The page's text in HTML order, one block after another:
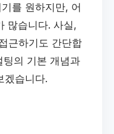
를 원하지만, 어
많습니다. 사실,
근하기도 간단합
팅의 기본 개념과
겠습니다.